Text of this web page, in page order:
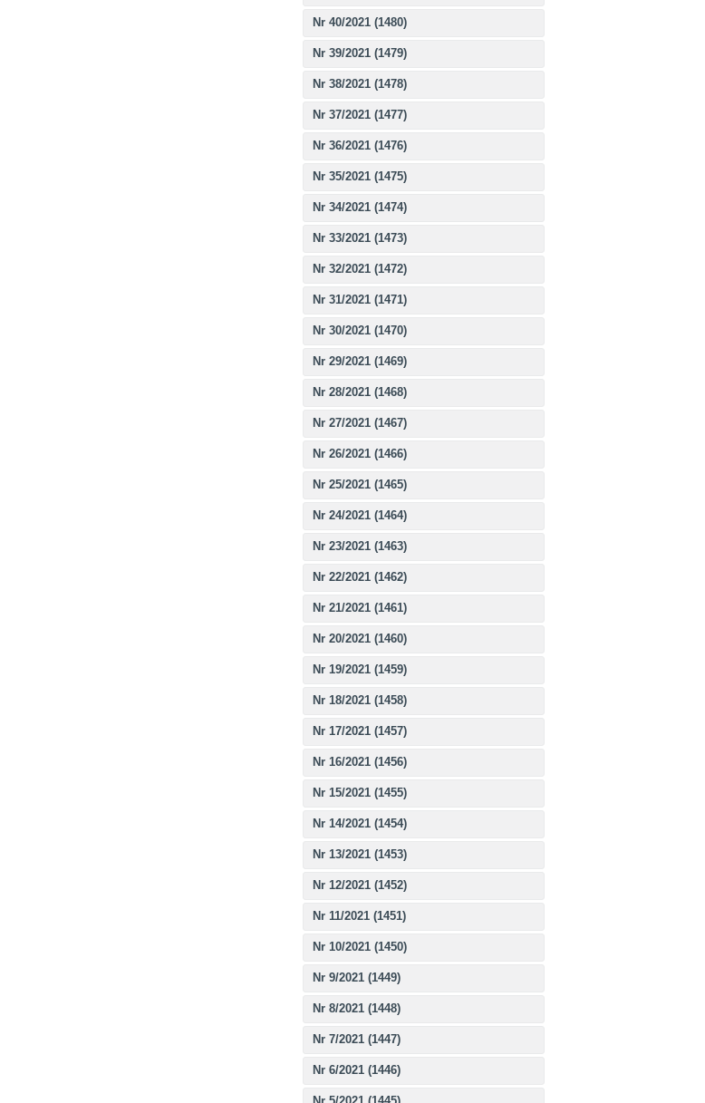
Nr 40/2021 (1480)
Nr 39/2021 (1479)
Nr 38/2021 (1478)
Nr 37/2021 (1477)
Nr 36/2021 (1476)
Nr 35/2021 (1475)
Nr 34/2021 (1474)
Nr 33/2021 (1473)
Nr 32/2021 (1472)
Nr 31/2021 (1471)
Nr 30/2021 (1470)
Nr 29/2021 (1469)
Nr 28/2021 (1468)
Nr 27/2021 (1467)
Nr 26/2021 (1466)
Nr 25/2021 (1465)
Nr 24/2021 (1464)
Nr 23/2021 (1463)
Nr 22/2021 (1462)
Nr 21/2021 (1461)
Nr 20/2021 (1460)
Nr 19/2021 (1459)
Nr 18/2021 (1458)
Nr 17/2021 (1457)
Nr 16/2021 (1456)
Nr 15/2021 (1455)
Nr 14/2021 (1454)
Nr 13/2021 (1453)
Nr 12/2021 (1452)
Nr 11/2021 (1451)
Nr 10/2021 (1450)
Nr 9/2021 (1449)
Nr 8/2021 (1448)
Nr 7/2021 (1447)
Nr 6/2021 (1446)